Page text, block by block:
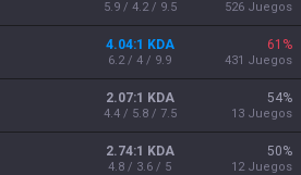
5.9 / 4.2 / 9.5 526 Juegos
4.04:1 KDA
6.2 / 4 / 9.9
61 %
431 Juegos
2.07:1 KDA
4.4 / 5.8 / 7.5
54%
13 Juegos
2.74:1 KDA
4.8 / 3.6 / 5
50%
12 Juegos